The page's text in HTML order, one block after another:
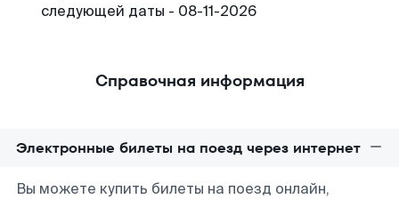
следующей даты - 08-11-2026
Справочная информация
Электронные билеты на поезд через интернет
Вы можете купить билеты на поезд онлайн,